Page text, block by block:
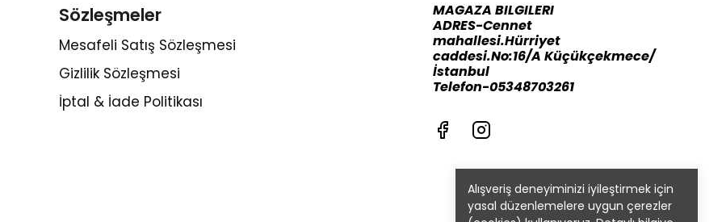
Alışveriş deneyiminizi iyileştirmek için
yasal düzenlemelere uygun çerezler
Sözleşmeler
Mesafeli Satış Sözleşmesi
Gizlilik Sözleşmesi
İptal & İade Politikası
MAGAZA BILGILERI
ADRES-Cennet
mahallesi.Hürriyet
caddesi.No:16/A Küçükçekmece/
İstanbul
Telefon-05348703261